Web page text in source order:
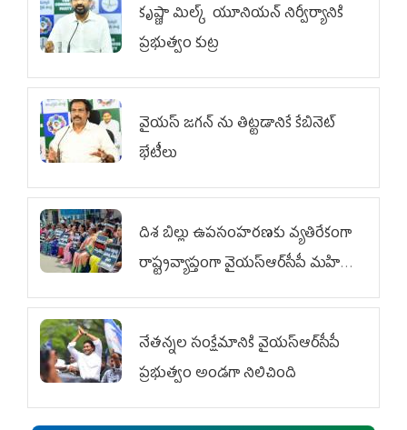
కృష్ణా మిల్క్‌ యూనియన్‌ నిర్వీర్యానికి
ప్రభుత్వం కుట్ర
వైయ‌స్ జగన్‌ ను తిట్టడానికే కేబినెట్‌
భేటీలు
దిశ బిల్లు ఉపసంహరణకు వ్యతిరేకంగా
రాష్ట్రవ్యాప్తంగా వైయ‌స్ఆర్‌సీపీ మహిళా
విభాగం ఆందోళనలు
నేతన్నల సంక్షేమానికి వైయ‌స్ఆర్‌సీపీ
ప్రభుత్వం అండగా నిలిచింది